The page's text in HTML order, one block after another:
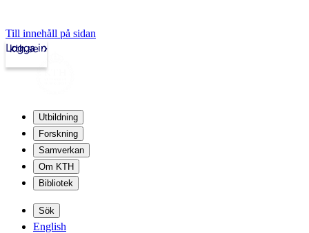
Till innehåll på sidan
kth.se
Logga in
Utbildning
Forskning
Samverkan
Om KTH
Bibliotek
Sök
English